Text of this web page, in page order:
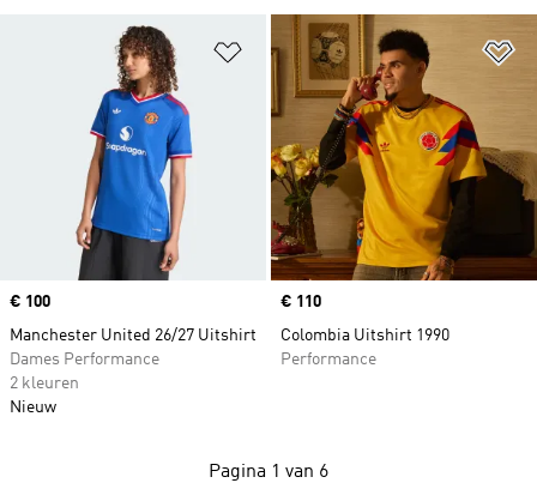
Op verlanglijst zetten
Price
€ 100
Manchester United 26/27 Uitshirt
Dames Performance
2 kleuren
Nieuw
Price
€ 110
Colombia Uitshirt 1990
Performance
Pagina 1 van 6